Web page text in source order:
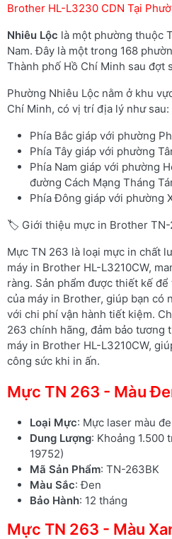
Brother HL-L3230 CDN Tại
Nhiêu Lộc là một phường thuộc
Nam. Đây là một trong 168
Thành phố Hồ Chí Minh sau đợt
Phường Nhiêu Lộc nằm ở khu
Chí Minh, có vị trí địa lý như sau:
Phía Bắc giáp với phường
Phía Tây giáp với phường
Phía Nam giáp với phường
đường Cách Mạng Tháng
Phía Đông giáp với phường
🏷️ Giới thiệu mực in Brother TN-
Mực TN 263 là loại mực in chất
máy in Brother HL-L3210CW,
ràng. Sản phẩm được thiết kế
của máy in Brother, giúp bạn có
với chi phí vận hành tiết kiệm.
263 chính hãng, đảm bảo tương
máy in Brother HL-L3210CW,
công sức khi in ấn.
Mực TN 263 - Màu
Loại Mực: Mực laser màu
Dung Lượng: Khoảng 1.500
19752)
Mã Sản Phẩm: TN-263BK
Màu Sắc: Đen
Bảo Hành: 12 tháng
Mực TN 263 - Màu